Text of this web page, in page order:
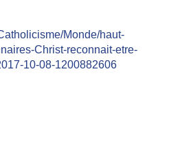
Monde/haut-
Christ-reconnait-etre-
10-08-1200882606